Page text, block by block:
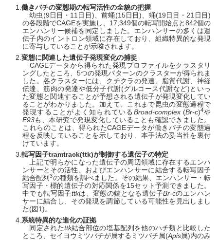
働きバチの変態期の転写活性の全貌の把握
幼虫(9日目・11日目)、前蛹(15日目)、蛹(19日目・21日目)
の各段階でCAGEを実施し、17,349個の転写開始点と842個の
エンハンサー候補を同定しました。エンハンサーの多くは遺
伝子内のイントロン領域に存在しており、組織特異的な発現
に寄与していることが示唆されます。
変態に関連した遺伝子発現変化の捕捉
CAGEデータから得られた発現プロファイルをクラスタリ
ングしたところ、5つの発現パターンのクラスターが得られま
した。各クラスターには、クチクラの発達、脂質代謝、神経
伝達、筋肉の発達や低分子代謝(グルコース代謝など)といっ
た変態と関連することが予想される遺伝子が発現変化してい
ることがわかりました。加えて、これまで昆虫の変態過程で
発現することがよく知られている Broad-complex(Br-c)4や
E93も、本研究で発現変化していることも確認できました。
これらのことは、得られたCAGEデータが働きバチの変態過
程を反映していることを示しており、本手法の妥当性を裏付
けています。
転写因子tramtrack(ttk)が制御する遺伝子の特定
上記で明らかになった遺伝子の周辺領域に存在するエンハ
ンサーとその活性、およびエンハンサーに結合する転写因子
結合配列3の種類を調べました。その結果、エンハンサー・転
写因子・標的遺伝子の対応関係を15セット予測できました。
中でも転写因子ttkは、変態の鍵となる遺伝子Br-cのエンハン
サーに結合し、その発現を調節している可能性を見出しまし
た(図1)。
系統特異的な進化の証拠
同定されたttk結合部位の塩基配列を他のハチ類と比較した
ところ、セイヨウミツバチが属するミツバチ属(Apis属)内のみ